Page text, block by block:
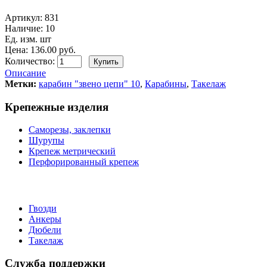
Артикул: 831
Наличие: 10
Ед. изм. шт
Цена: 136.00 руб.
Количество:
Описание
Метки: карабин "звено цепи" 10, Карабины, Такелаж
Крепежные изделия
Саморезы, заклепки
Шурупы
Крепеж метрический
Перфорированный крепеж
Гвозди
Анкеры
Дюбели
Такелаж
Служба поддержки